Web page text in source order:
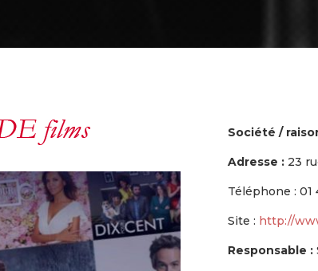
Société /
Adresse : 23
Téléphone :01
Site : http://
Responsable :